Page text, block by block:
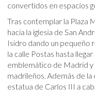
convertidos en espacios
Tras contemplar la Plaza
hacia la iglesia de San
Isidro dando un pequeño
la calle Postas hasta
emblemático de Madrid
madrileños. Además de
estatua de Carlos III a